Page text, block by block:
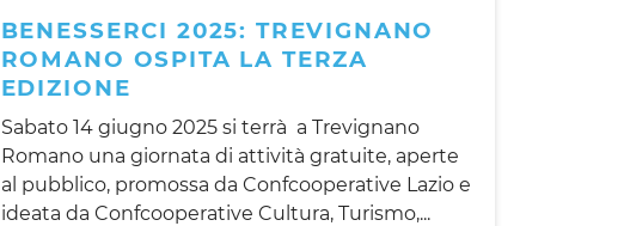
BENESSERCI 2025: TREVIGNANO
ROMANO OSPITA LA TERZA
EDIZIONE
Sabato 14 giugno 2025 si terrà a Trevignano
Romano una giornata di attività gratuite, aperte
al pubblico, promossa da Confcooperative Lazio e
ideata da Confcooperative Cultura, Turismo,...